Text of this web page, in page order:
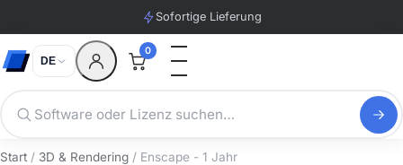
Sofortige Lieferung
DE
0
Start / 3D & Rendering / Enscape - 1 Jahr